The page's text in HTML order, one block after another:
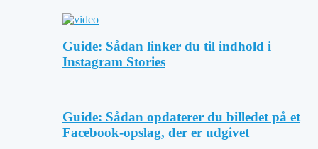
Guide: Sådan linker du til indhold i
Instagram Stories
Guide: Sådan opdaterer du billedet på et
Facebook-opslag, der er udgivet